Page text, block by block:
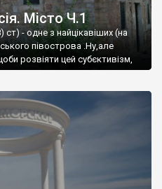
Місто Ч.1
- одне з найцікавіших (на
півострова .Ну,але
розвіяти цей субєктивізм,